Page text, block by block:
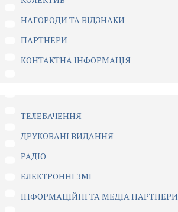
НАГОРОДИ ТА ВІДЗНАКИ
ПАРТНЕРИ
КОНТАКТНА ІНФОРМАЦІЯ
ТЕЛЕБАЧЕННЯ
ДРУКОВАНІ ВИДАННЯ
РАДІО
ЕЛЕКТРОННІ ЗМІ
ІНФОРМАЦІЙНІ ТА МЕДІА ПАРТНЕРИ